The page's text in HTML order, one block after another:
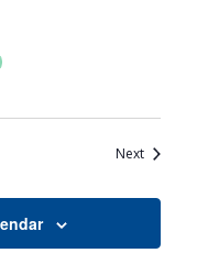
NextEvents